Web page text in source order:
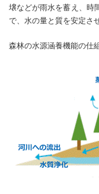
壌などが雨水を蓄え、時
で、水の量と質を安定さ
森林の水源涵養機能の仕